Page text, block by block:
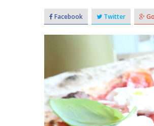
Facebook Twitter